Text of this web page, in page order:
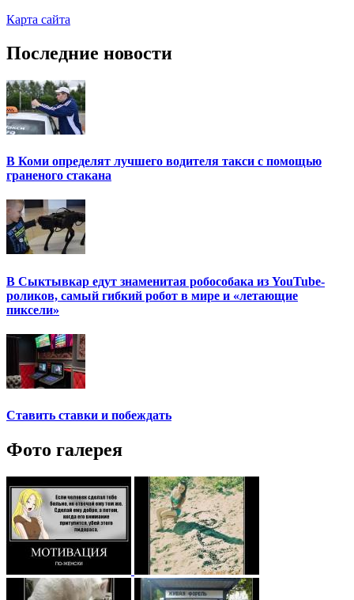
Карта сайта
Последние новости
В Коми определят лучшего водителя такси с помощью
граненого стакана
В Сыктывкар едут знаменитая робособака из YouTube-
роликов, самый гибкий робот в мире и «летающие
пиксели»
Ставить ставки и побеждать
Фото галерея